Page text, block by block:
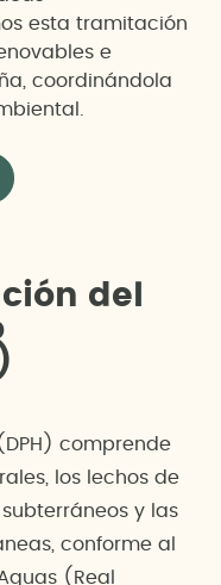
esta tramitación
e
coordinándola
del
comprende
los lechos de
y las
conforme al
(Real